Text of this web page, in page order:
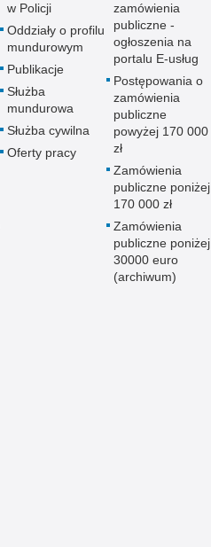
w Policji
Oddziały o profilu
mundurowym
Publikacje
Służba
mundurowa
Służba cywilna
Oferty pracy
zamówienia
publiczne -
ogłoszenia na
portalu E-usług
Postępowania o
zamówienia
publiczne
powyżej 170 000
zł
Zamówienia
publiczne poniżej
170 000 zł
Zamówienia
publiczne poniżej
30000 euro
(archiwum)